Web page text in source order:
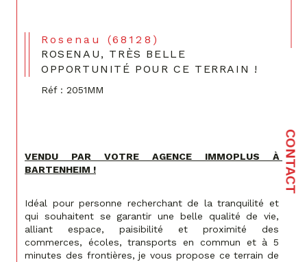
CONTACT
Rosenau (68128)
ROSENAU, TRÈS BELLE
OPPORTUNITÉ POUR CE TERRAIN !
Réf : 2051MM
VENDU PAR VOTRE AGENCE IMMOPLUS À
BARTENHEIM !
Idéal pour personne recherchant de la tranquilité et
qui souhaitent se garantir une belle qualité de vie,
alliant espace, paisibilité et proximité des
commerces, écoles, transports en commun et à 5
minutes des frontières, je vous propose ce terrain de